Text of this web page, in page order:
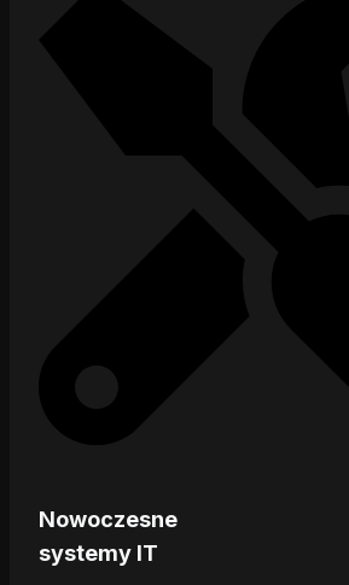
Nowoczesne
systemy IT